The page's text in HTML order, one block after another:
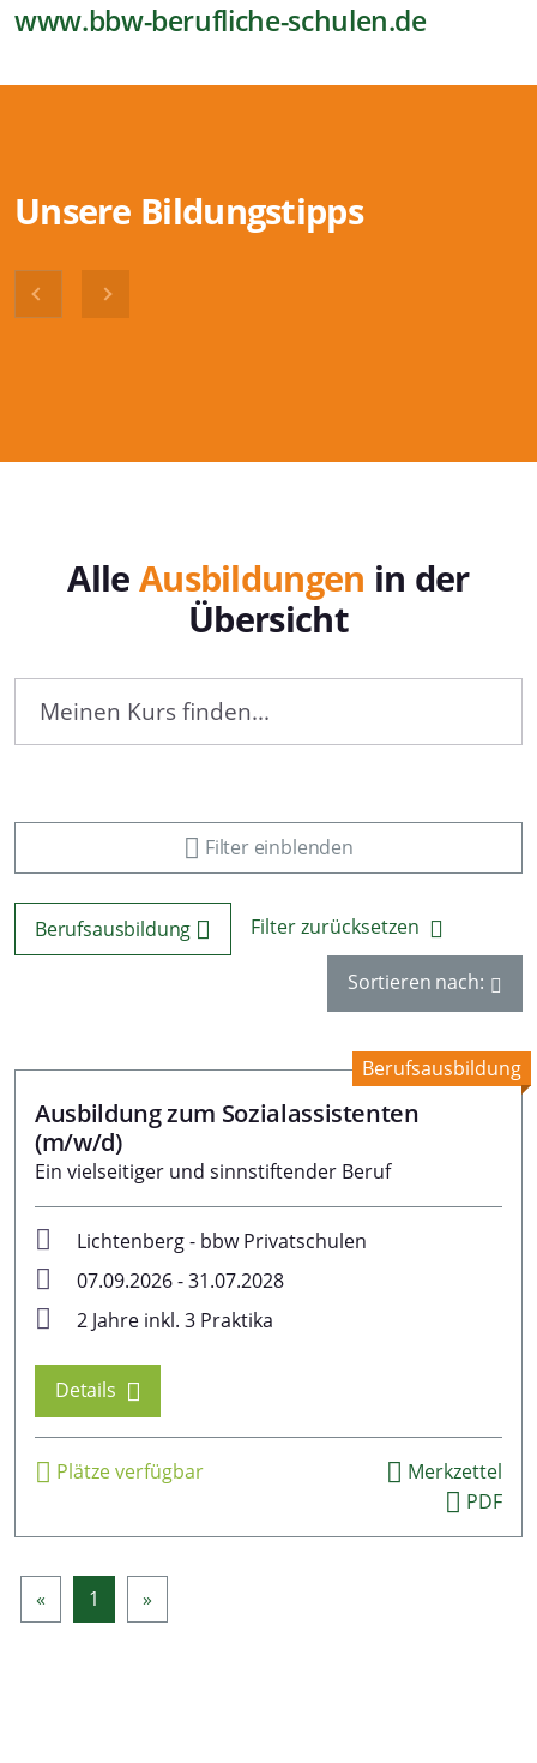
www.bbw-berufliche-schulen.de
Unsere Bildungstipps
Alle Ausbildungen in der
Übersicht
Filter einblenden
Berufsausbildung Filter zurücksetzen
Sortieren nach:
Ausbildung zum Sozialassistenten
(m/w/d)
Ein vielseitiger und sinnstiftender Beruf
Lichtenberg - bbw Privatschulen
07.09.2026 - 31.07.2028
2 Jahre inkl. 3 Praktika
Details
Plätze verfügbar
Merkzettel
PDF
Berufsausbildung
« 1 »